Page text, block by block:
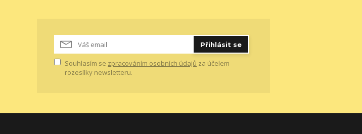
Přihlásit se
Souhlasím se zpracováním osobních údajů za účelem
rozesílky newsletteru.